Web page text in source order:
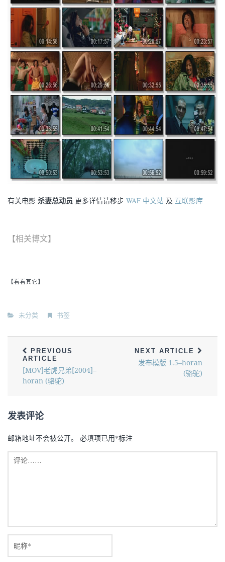
有关电影 杀妻总动员 更多详情请移步 WAF 中文站 及 互联影库
【相关博文】
【看看其它】
未分类 书签
PREVIOUS
ARTICLE
[MOV]老虎兄弟[2004]–
horan (骆驼)
NEXT ARTICLE
发布模版 1.5–horan
(骆驼)
发表评论
邮箱地址不会被公开。 必填项已用*标注